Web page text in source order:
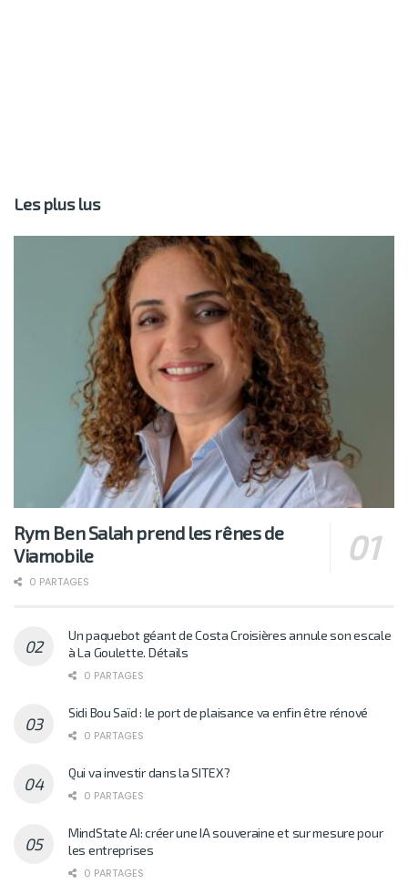
Les plus lus
Rym Ben Salah prend les rênes de
Viamobile
0 PARTAGES
Un paquebot géant de Costa Croisières annule son escale
à La Goulette. Détails
0 PARTAGES
Sidi Bou Saïd : le port de plaisance va enfin être rénové
0 PARTAGES
Qui va investir dans la SITEX?
0 PARTAGES
MindState AI: créer une IA souveraine et sur mesure pour
les entreprises
0 PARTAGES